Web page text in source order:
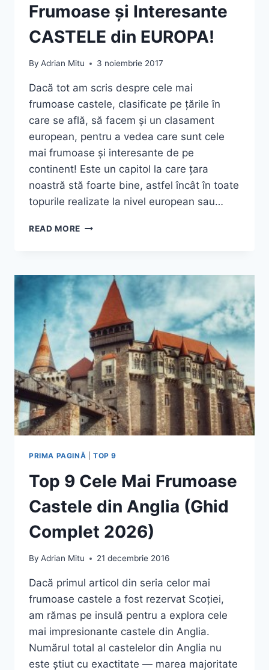
Frumoase și Interesante
CASTELE din EUROPA!
By Adrian Mitu 3 noiembrie 2017
Dacă tot am scris despre cele mai
frumoase castele, clasificate pe țările în
care se află, să facem și un clasament
european, pentru a vedea care sunt cele
mai frumoase și interesante de pe
continent! Este un capitol la care țara
noastră stă foarte bine, astfel încât în toate
topurile realizate la nivel european sau…
READ MORE TOP
FRUMOASE
INTERESANTE
CASTELE
DIN
EUROPA!
PRIMA PAGINĂ TOP 9
Top 9 Cele Mai Frumoase
Castele din Anglia (Ghid
Complet 2026)
By Adrian Mitu 21 decembrie 2016
Dacă primul articol din seria celor mai
frumoase castele a fost rezervat Scoției,
am rămas pe insulă pentru a explora cele
mai impresionante castele din Anglia.
Numărul total al castelelor din Anglia nu
este știut cu exactitate — marea majoritate